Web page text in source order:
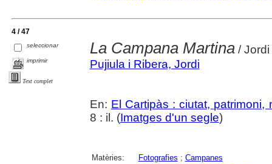
4 / 47
seleccionar
imprimir
Text complet
La Campana Martina/ Jordi
Pujiula i Ribera, Jordi
En: El Cartipàs : ciutat, patrimoni,
8 : il. (Imatges d'un segle)
Matèries: Fotografies ; Campanes